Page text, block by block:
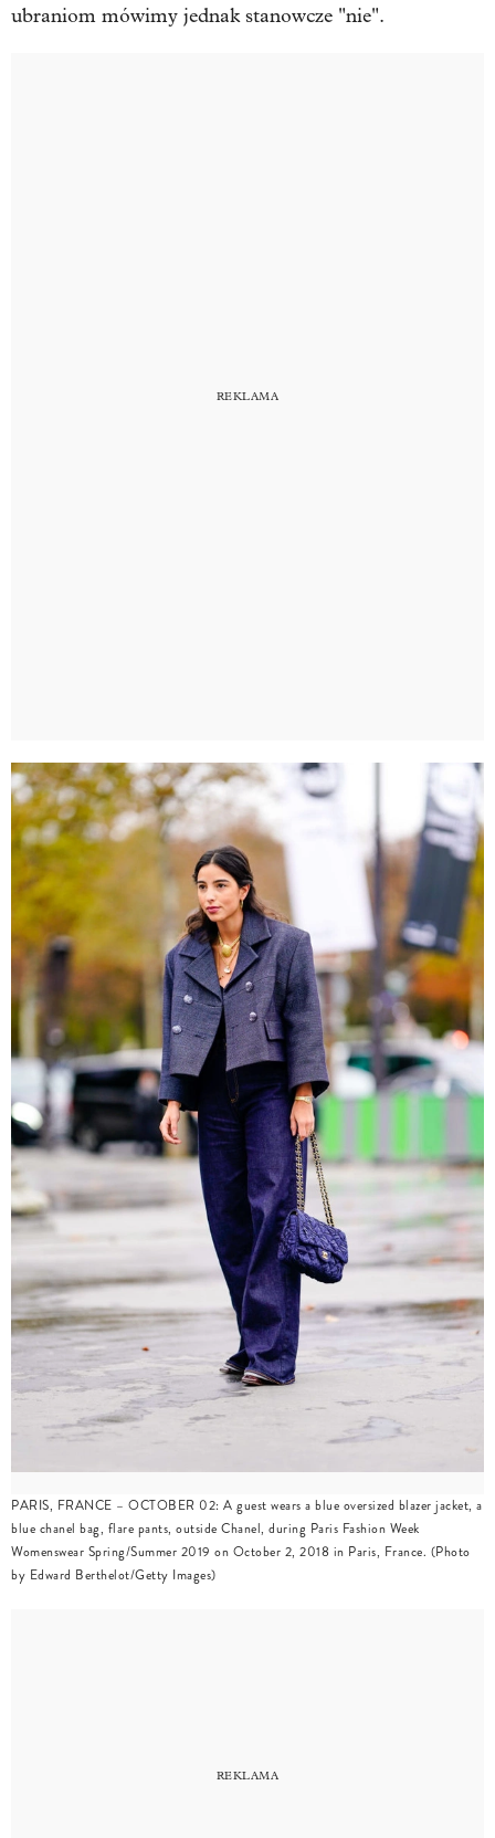
ubraniom mówimy jednak stanowcze "nie".
PARIS, FRANCE – OCTOBER 02: A guest wears a blue oversized blazer jacket, a
blue chanel bag, flare pants, outside Chanel, during Paris Fashion Week
Womenswear Spring/Summer 2019 on October 2, 2018 in Paris, France. (Photo
by Edward Berthelot/Getty Images)